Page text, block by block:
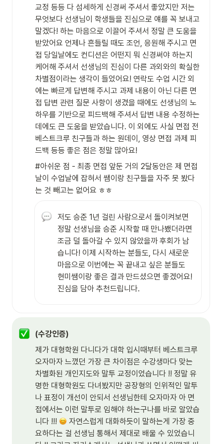
교정 등등 다 섬세하게 신경써 주셔서 좋았지만 저는
무엇보다 선생님이 학생들을 진심으로 얘를 꼭 보내고
말겠다! 하는 마음으로 이끌어 주셔서 정말 큰 도움을
받았어요 언제나 흔들릴 때도 조언, 응원해 주시고 면
접 당일날에도 컨디션은 어떤지 뭐 신경써야 하는지
케어해 주셔서 선생님의 진심이 다른 과외와의 확실한
차별점이라는 생각이 들었어요! 연락도 수업 시간 외
에는 빠르게 답변해 주시고 과제 내용이 아닌 다른 면
접 답변 관련 질문 사항이 생겼을 때에도 선생님의 노
하우를 기반으로 피드백해 주셔서 답변 내용 수정하는
데에도 큰 도움을 받았습니다. 이 외에도 사실 면접 전
베스트크루 친구들과 하는 원데이, 영상 면접 과제 피
드백 등등 좋은 점은 정말 많아요!
#아쉬운 점 - 최종 면접 앞둔 거의 2달동안은 제 면접
날이 수업날에 잡혀서 쌤이랑 친구들을 자주 못 봤다
는 것 빼고는 없어요 ㅎㅎ
저도 승준 1년 걸린 사람으로서 돌이켜보면
정말 선생님을 승준 시작할 때 만나뵀더라면
조금 덜 돌아갈 수 있지 않았을까 후회가 남
습니다! 이제 시작하는 분들도, 다시 새로운
마음으로 이번에는 꼭 끝내고 싶은 분들도
현미쌤이랑 좋은 결과 만드셨으면 좋겠어요!
진심을 담아 추천드립니다.
(수강인증)
제가 대형학원 다니다가 대학 입시때부터 베스트크루
오자마자 느꼈던 가장 큰 차이점은 수강생마다 맞는
차별화된 개인지도와 말투 교정이었습니다 !! 정말 유
명한 대형학원도 다녀봤지만 공장형의 인위적인 말투
나 표정이 개선이 안되서 선생님한테 오자마자 아 면
접에서는 이런 말투로 임해야 하는구나를 바로 알았습
니다 !!!
자연스럽게 대화하듯이 말하는게 가장 중
요하다는 걸 선생님 통해서 제대로 배울 수 있었습니